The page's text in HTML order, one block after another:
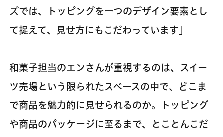
ズでは、トッピングを一つのデザイン要素とし
て捉えて、見せ方にもこだわっています」
和菓子担当のエンさんが重視するのは、スイー
ツ売場という限られたスペースの中で、どこま
で商品を魅力的に見せられるのか。トッピング
や商品のパッケージに至るまで、とことんこだ